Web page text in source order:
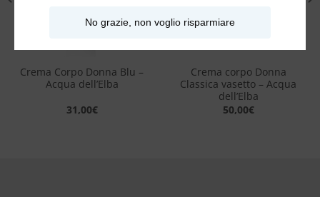
Crema Corpo Donna Blu –
Acqua dell’Elba
31,00€
Crema corpo Donna
Classica vasetto – Acqua
dell’Elba
50,00€
No grazie, non voglio risparmiare